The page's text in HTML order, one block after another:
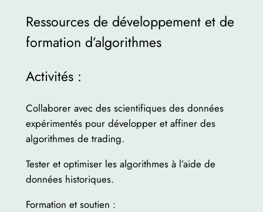
Ressources de développement et de
formation d’algorithmes
Activités :
Collaborer avec des scientifiques des données
expérimentés pour développer et affiner des
algorithmes de trading.
Tester et optimiser les algorithmes à l’aide de
données historiques.
Formation et soutien :